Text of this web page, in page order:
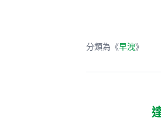
分類為《早洩》